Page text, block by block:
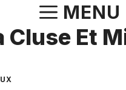
MENU
Cluse Et